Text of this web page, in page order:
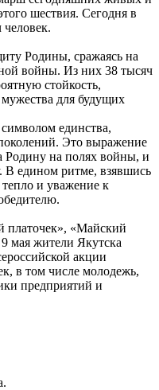
шествия. Сегодня в
Родины, сражаясь на
войны. Из них 38 тысяч
стойкость,
для будущих
единства,
Это выражение
Родину на полях войны, и
В едином ритме, взявшись
и уважение к
платочек», «Майский
мая жители Якутска
акции
в том числе молодежь,
предприятий и